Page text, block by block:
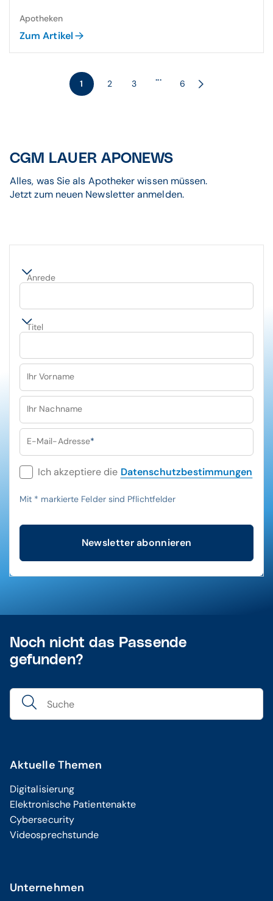
Apotheken
Zum Artikel
1 2 3
...
6
CGM LAUER APONEWS
Alles, was Sie als Apotheker wissen müssen.
Jetzt zum neuen Newsletter anmelden.
Anrede
Titel
Ihr Vorname
Ihr Nachname
E-Mail-Adresse*
Ich akzeptiere die Datenschutzbestimmungen
Mit * markierte Felder sind Pflichtfelder
Newsletter abonnieren
Noch nicht das Passende
gefunden?
Aktuelle Themen
Digitalisierung
Elektronische Patientenakte
Cybersecurity
Videosprechstunde
Unternehmen